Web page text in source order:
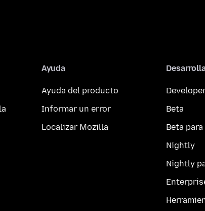
Ayuda
Ayuda del producto
Informar un error
Localizar Mozilla
Beta
Beta
Nightly
Nightly